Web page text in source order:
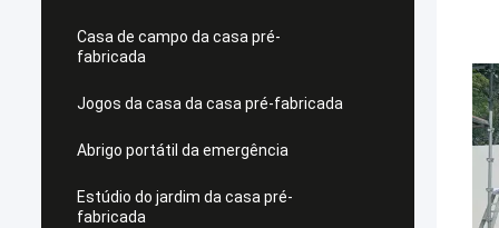
Casa de campo da casa pré-
fabricada
Jogos da casa da casa pré-fabricada
Abrigo portátil da emergência
Estúdio do jardim da casa pré-
fabricada